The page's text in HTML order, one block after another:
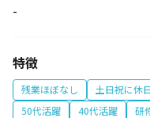
-
特徴
残業ほぼなし 土日祝に休
50代活躍
40代活躍 研